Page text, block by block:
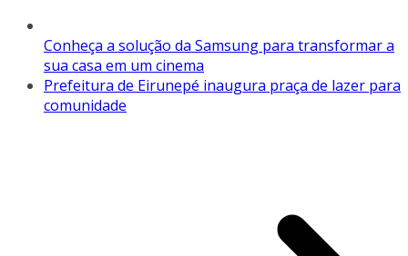
Conheça a solução da Samsung para transformar a
sua casa em um cinema
Prefeitura de Eirunepé inaugura praça de lazer para
comunidade